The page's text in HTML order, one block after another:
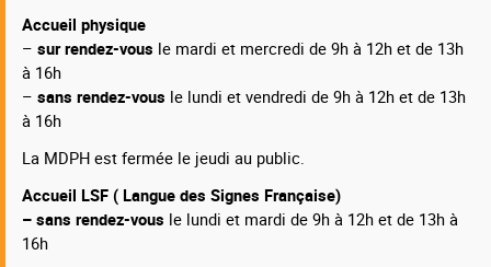
Accueil physique
– sur rendez-vous le mardi et mercredi de 9h à 12h et de 13h
à 16h
– sans rendez-vous le lundi et vendredi de 9h à 12h et de 13h
à 16h
La MDPH est fermée le jeudi au public.
Accueil LSF ( Langue des Signes Française)
– sans rendez-vous le lundi et mardi de 9h à 12h et de 13h à
16h